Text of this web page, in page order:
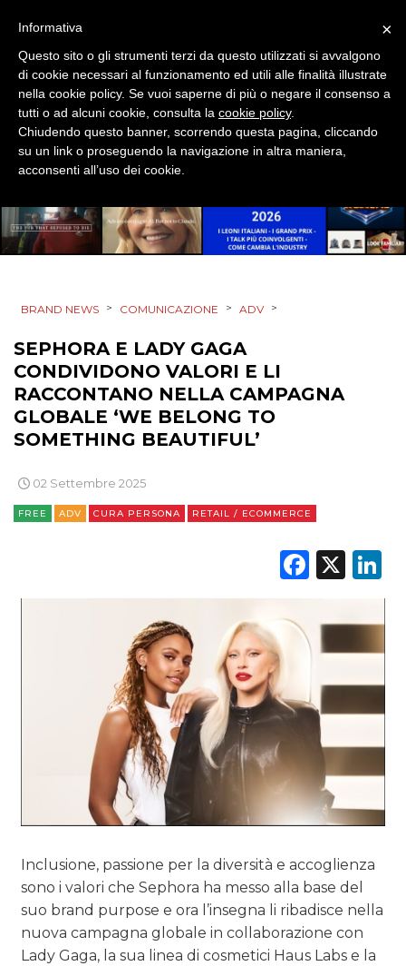
TREND
OPINIONI
BRAND NEWS > COMUNICAZIONE > ADV >
SEPHORA E LADY GAGA
CONDIVIDONO VALORI E LI
RACCONTANO NELLA CAMPAGNA
GLOBALE ‘WE BELONG TO
SOMETHING BEAUTIFUL’
02 Settembre 2025
FREE ADV CURA PERSONA RETAIL / ECOMMERCE
X
Inclusione, passione per la diversità e accoglienza
sono i valori che Sephora ha messo alla base del
suo brand purpose e ora l’insegna li ribadisce nella
nuova campagna globale in collaborazione con
Lady Gaga, la sua linea di cosmetici Haus Labs e la
×
Informativa
Questo sito o gli strumenti terzi da questo utilizzati si avvalgono
di cookie necessari al funzionamento ed utili alle finalità illustrate
nella cookie policy. Se vuoi saperne di più o negare il consenso a
tutti o ad alcuni cookie, consulta la cookie policy.
Chiudendo questo banner, scorrendo questa pagina, cliccando
su un link o proseguendo la navigazione in altra maniera,
acconsenti all’uso dei cookie.